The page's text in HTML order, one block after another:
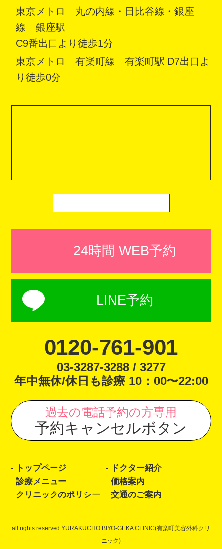
東京メトロ 丸の内線・日比谷線・銀座
線 銀座駅
C9番出口より徒歩1分
東京メトロ 有楽町線 有楽町駅 D7出口よ
り徒歩0分
24時間 WEB予約
LINE予約
0120-761-901
03-3287-3288 / 3277
年中無休/休日も診療 10：00〜22:00
過去の電話予約の方専用
予約キャンセルボタン
トップページ
ドクター紹介
診療メニュー
価格案内
クリニックのポリシー
交通のご案内
all rights reserved YURAKUCHO BIYO-GEKA CLINIC(有楽町美容外科クリ
ニック)